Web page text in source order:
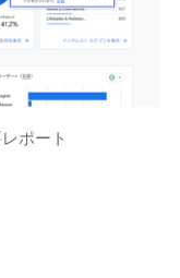
ポート